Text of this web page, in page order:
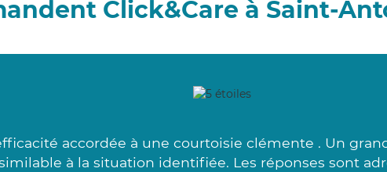
Click&Care à Saint-
accordée à une courtoisie clémente . Un
à la situation identifiée. Les réponses sont